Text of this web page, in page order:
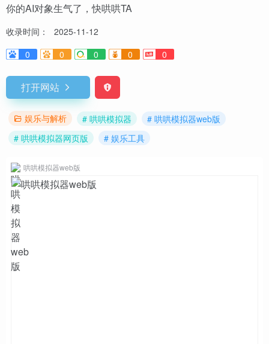
你的AI对象生气了，快哄哄TA
收录时间：
2025-11-12
0
0 0 0 0
打开网站
娱乐与解析 # 哄哄模拟器
# 哄哄模拟器web版
# 哄哄模拟器网页版
# 娱乐工具
哄哄模拟器web版